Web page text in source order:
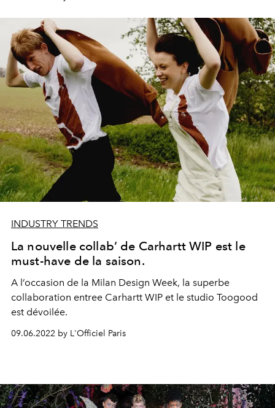
INDUSTRY TRENDS
La nouvelle collab’ de Carhartt WIP est le
must-have de la saison.
A l’occasion de la Milan Design Week, la superbe
collaboration entree Carhartt WIP et le studio Toogood
est dévoilée.
09.06.2022 by L'Officiel Paris